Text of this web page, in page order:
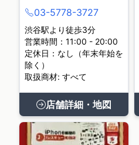
03-5778-3727
渋谷駅より徒歩3分
営業時間：11:00 - 20:00
定休日：なし（年末年始を
除く）
取扱商材: すべて
店舗詳細・地図